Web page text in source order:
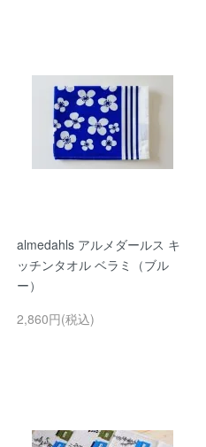
almedahls アルメダールス キ
ッチンタオル ベラミ（ブル
ー）
2,860円(税込)